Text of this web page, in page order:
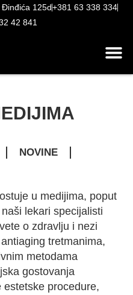
Đinđića 125d+381 63 338 334
42 841
NOVINE
u medijima, poput
lekari specijalisti
o zdravlju i nezi
tretmanima,
metodama
gostovanja
procedure,